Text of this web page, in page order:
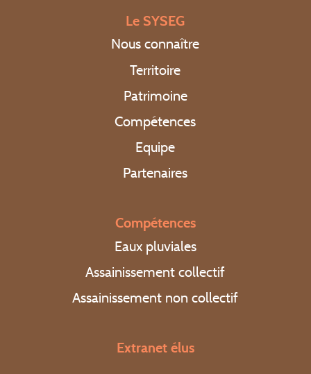
Le SYSEG
Nous connaître
Territoire
Patrimoine
Compétences
Equipe
Partenaires
Compétences
Eaux pluviales
Assainissement collectif
Assainissement non collectif
Extranet élus